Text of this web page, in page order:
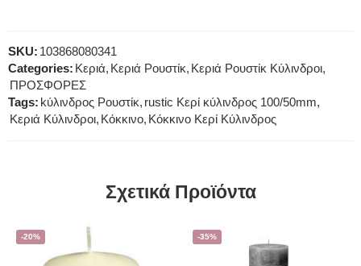
SKU: 103868080341
Categories: Κεριά, Κεριά Ρουστίκ, Κεριά Ρουστίκ Κύλινδροι,
ΠΡΟΣΦΟΡΕΣ
Tags: kύλινδρος Ρουστίκ, rustic Κερί κύλινδρος 100/50mm,
Κεριά Κύλινδροι, Κόκκινο, Κόκκινο Κερί Κύλινδρος
Σχετικά Προϊόντα
-20% -35%